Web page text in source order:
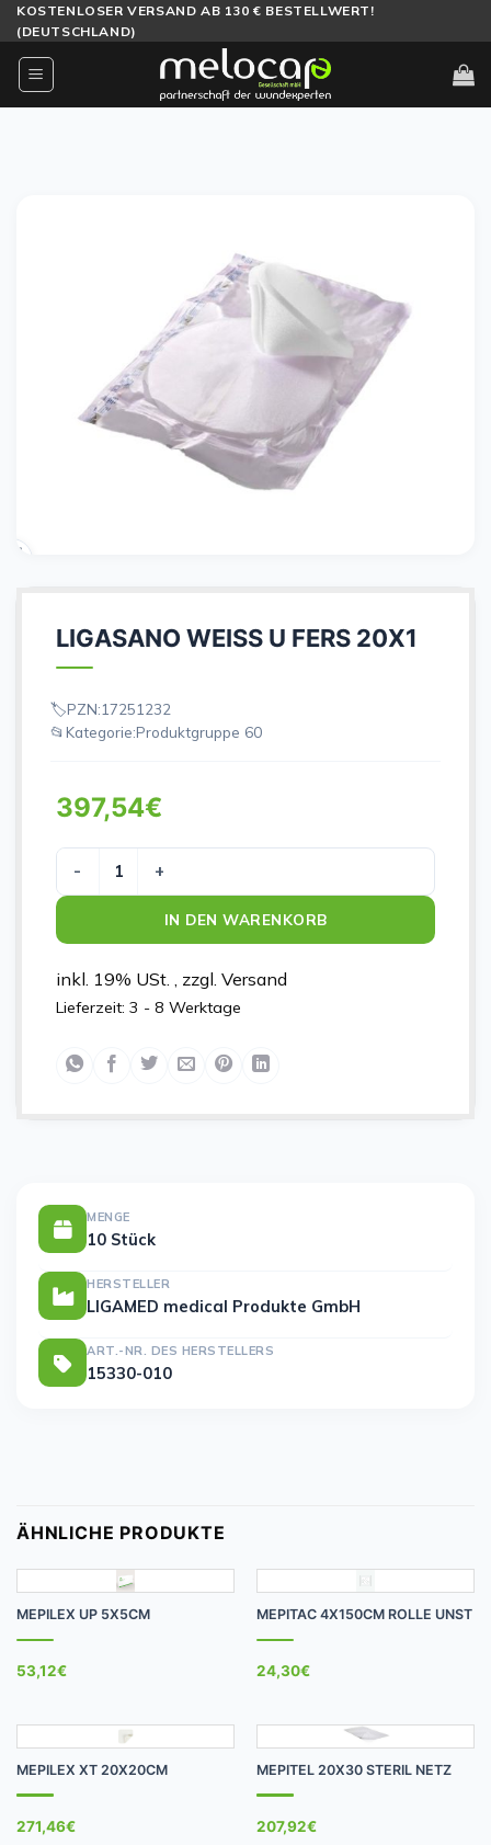
Zum
Inhalt
springen
KOSTENLOSER VERSAND AB 130 € BESTELLWERT!
(DEUTSCHLAND)
LIGASANO WEISS U FERS 20X1
PZN:17251232
Kategorie:Produktgruppe 60
397,54€
LIGASANO WEISS U FERS 20X1 Menge
IN DEN WARENKORB
inkl. 19% USt. , zzgl. Versand
Lieferzeit: 3 - 8 Werktage
MENGE
10 Stück
HERSTELLER
LIGAMED medical Produkte GmbH
ART.-NR. DES HERSTELLERS
15330-010
ÄHNLICHE PRODUKTE
MEPILEX UP 5X5CM
53,12€
MEPITAC 4X150CM ROLLE UNST
24,30€
MEPILEX XT 20X20CM
271,46€
MEPITEL 20X30 STERIL NETZ
207,92€